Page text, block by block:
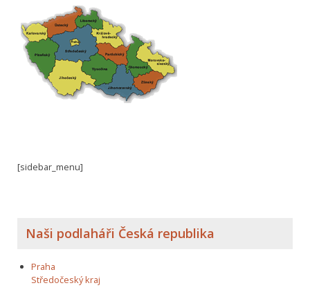
[sidebar_menu]
Naši podlaháři Česká republika
Praha
Středočeský kraj